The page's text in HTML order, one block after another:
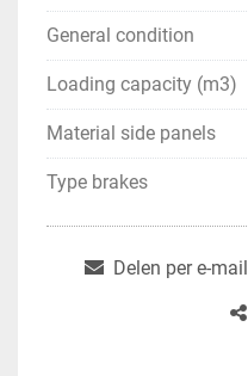
General condition
Loading capacity (m3)
Material side panels
Type brakes
Delen per e-mail